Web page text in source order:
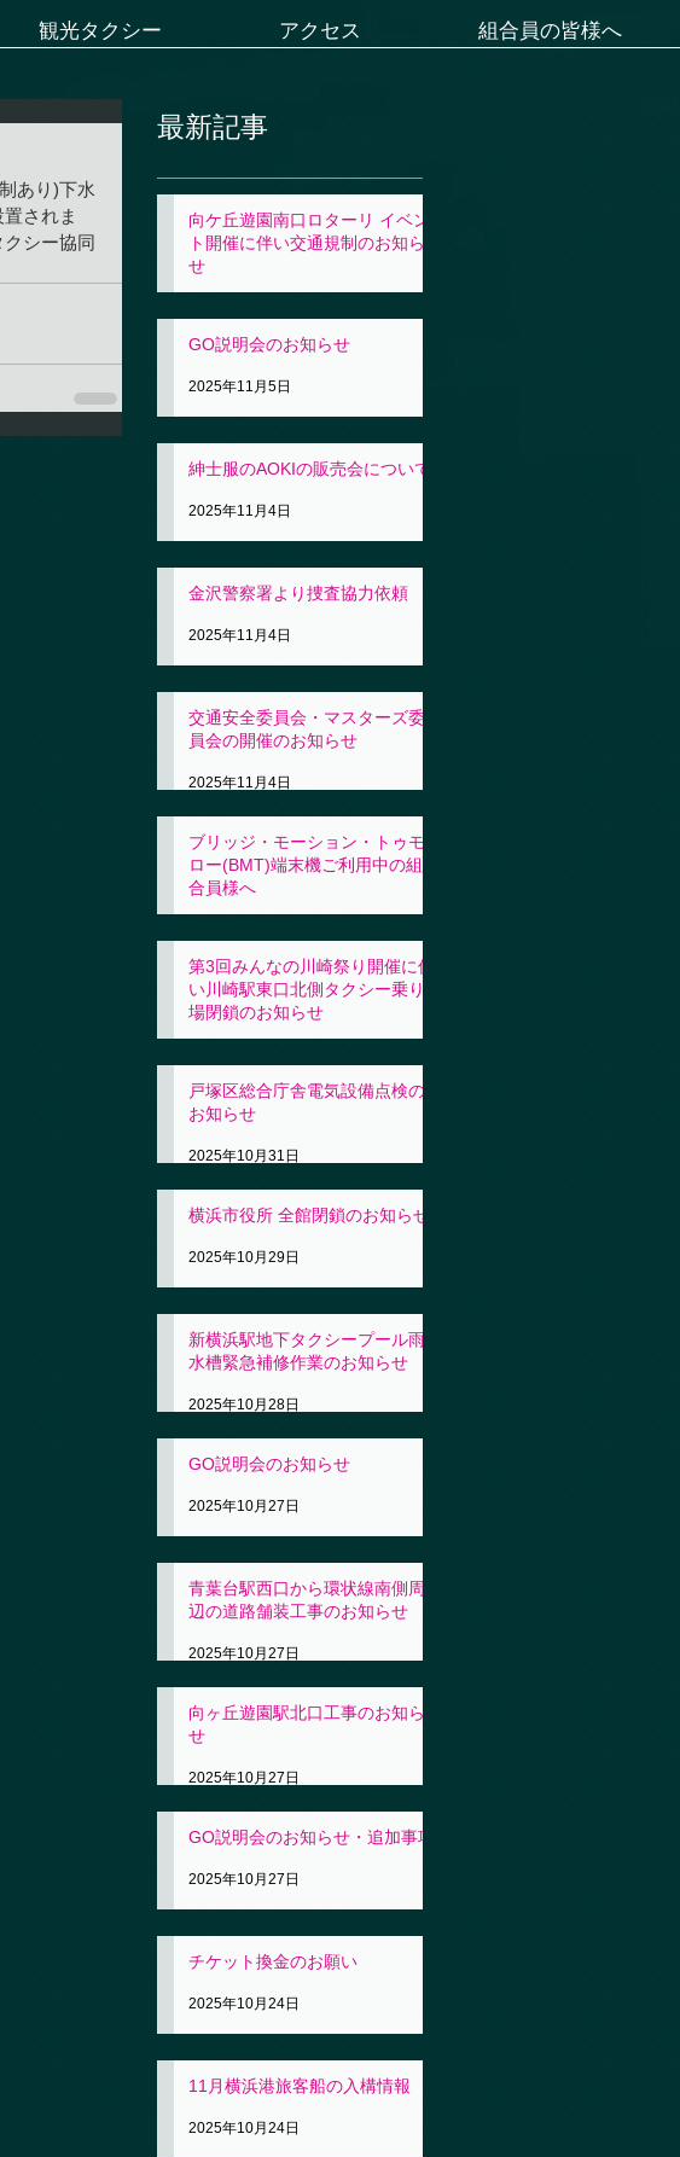
観光タクシー アクセス 組合員の皆様へ
あり)下水
されま
シー協同
最新記事
向ケ丘遊園南口ロターリ イベン
ト開催に伴い交通規制のお知ら
せ
GO説明会のお知らせ
2025年11月5日
紳士服のAOKIの販売会について
2025年11月4日
金沢警察署より捜査協力依頼
2025年11月4日
交通安全委員会・マスターズ委
員会の開催のお知らせ
2025年11月4日
ブリッジ・モーション・トゥモ
ロー(BMT)端末機ご利用中の組
合員様へ
第3回みんなの川崎祭り開催に伴
い川崎駅東口北側タクシー乗り
場閉鎖のお知らせ
戸塚区総合庁舎電気設備点検の
お知らせ
2025年10月31日
横浜市役所 全館閉鎖のお知らせ
2025年10月29日
新横浜駅地下タクシープール雨
水槽緊急補修作業のお知らせ
2025年10月28日
GO説明会のお知らせ
2025年10月27日
青葉台駅西口から環状線南側周
辺の道路舗装工事のお知らせ
2025年10月27日
向ヶ丘遊園駅北口工事のお知ら
せ
2025年10月27日
GO説明会のお知らせ・追加事項
2025年10月27日
チケット換金のお願い
2025年10月24日
11月横浜港旅客船の入構情報
2025年10月24日